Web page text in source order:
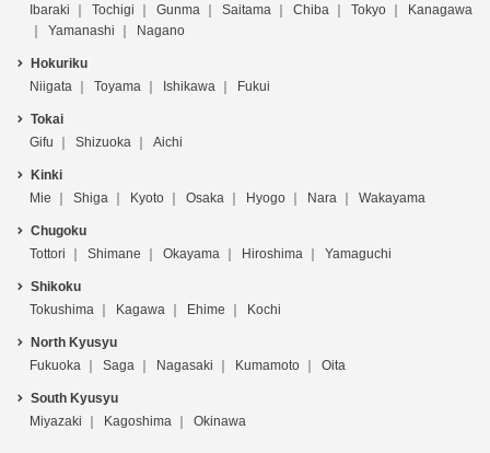
Ibaraki
Tochigi Gunma Saitama Chiba Tokyo
Kanagawa
Yamanashi
Nagano
Hokuriku
Niigata
Toyama Ishikawa Fukui
Tokai
Gifu
Shizuoka Aichi
Kinki
Mie
Shiga Kyoto Osaka Hyogo Nara Wakayama
Chugoku
Tottori
Shimane Okayama Hiroshima Yamaguchi
Shikoku
Tokushima
Kagawa Ehime Kochi
North Kyusyu
Fukuoka
Saga Nagasaki Kumamoto Oita
South Kyusyu
Miyazaki
Kagoshima Okinawa